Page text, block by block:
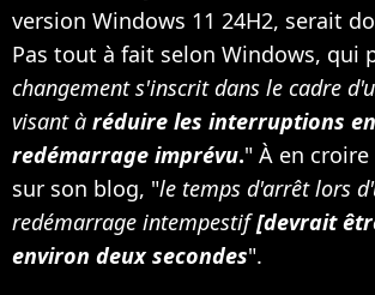
version Windows 11 24H2, serait
Pas tout à fait selon Windows, qui
changement s'inscrit dans le cadre
visant à réduire les interruptions
redémarrage imprévu." À en
sur son blog, "le temps d'arrêt lors
redémarrage intempestif[devrait
environ deux secondes".